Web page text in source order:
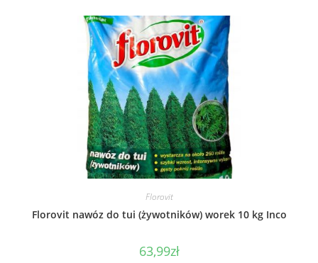
Florovit
Florovit nawóz do tui (żywotników) worek 10 kg Inco
63,99zł